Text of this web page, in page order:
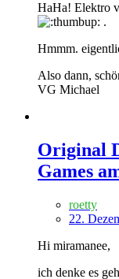
HaHa! Elektro
.
Hmmm.
Also dann,
VG Michael
Original
Games
roetty
22.
Hi miramanee,
ich denke es